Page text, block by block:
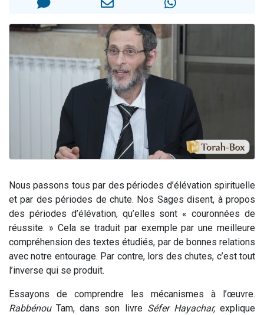
6 personnes viennent de faire un don pour 5 enfants déjà orphelins risquent de perdre leur maman
2 personnes viennent de faire un don pour Reloger Rivka, 6 enfants, victime de violences...
Il reste 49 places pour étudier en groupe sur Zoom
3 personnes viennent de faire un don pour Diane, 80 ans, dans un appartement insalubre
Nous passons tous par des périodes d’élévation spirituelle
et par des périodes de chute. Nos Sages disent, à propos
des périodes d’élévation, qu’elles sont « couronnées de
réussite. » Cela se traduit par exemple par une meilleure
compréhension des textes étudiés, par de bonnes relations
avec notre entourage. Par contre, lors des chutes, c’est tout
l’inverse qui se produit.
Essayons de comprendre les mécanismes à l’œuvre.
RabbénouTam, dans son livre Séfer Hayachar,explique